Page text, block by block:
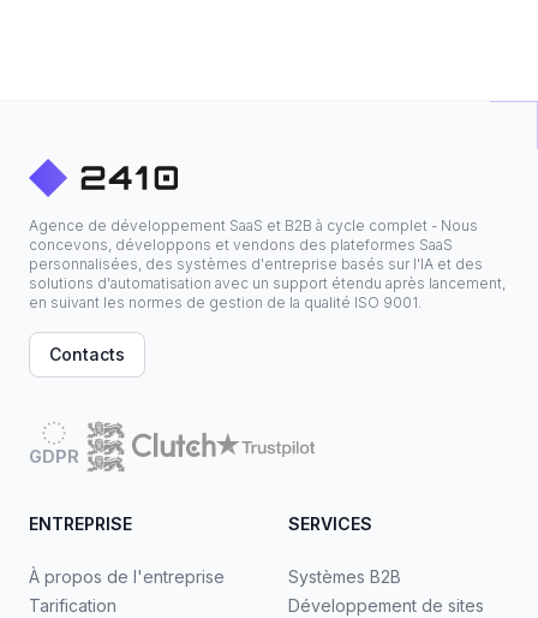
Agence de développement SaaS et B2B à cycle complet - Nous
concevons, développons et vendons des plateformes SaaS
personnalisées, des systèmes d'entreprise basés sur l'IA et des
solutions d'automatisation avec un support étendu après lancement,
en suivant les normes de gestion de la qualité ISO 9001.
Contacts
GDPR
ENTREPRISE
À propos de l'entreprise
Tarification
SERVICES
Systèmes B2B
Développement de sites